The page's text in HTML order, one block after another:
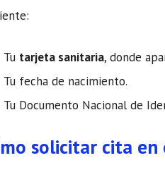
Tu tarjeta sanitaria, donde
Tu fecha de nacimiento.
Tu Documento Nacional de
solicitar cita